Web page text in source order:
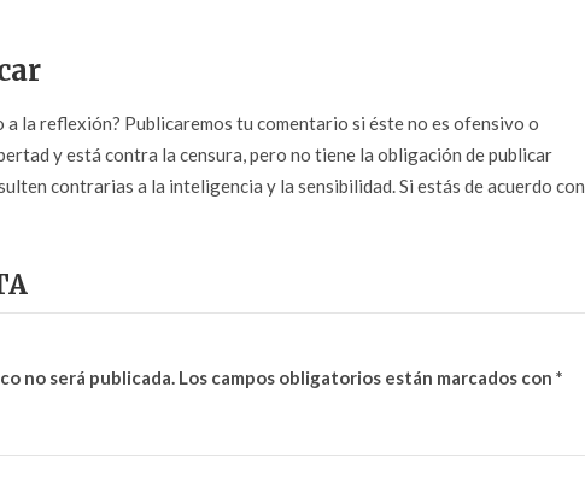
a la reflexión? Publicaremos tu comentario si éste no es ofensivo o
y está contra la censura, pero no tiene la obligación de publicar
contrarias a la inteligencia y la sensibilidad. Si estás de acuerdo con
no será publicada. Los campos obligatorios están marcados con *